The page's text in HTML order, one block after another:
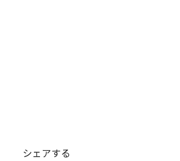
シェアする